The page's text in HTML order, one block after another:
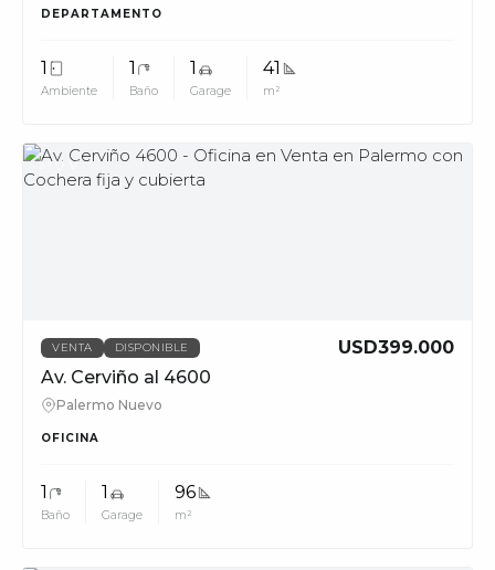
DEPARTAMENTO
1
Ambiente
1
Baño
1
Garage
41
m²
MUV
VENTA DISPONIBLE
USD399.000
Av. Cerviño al 4600
Palermo Nuevo
OFICINA
1
Baño
1
Garage
96
m²